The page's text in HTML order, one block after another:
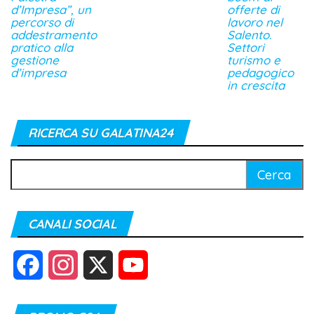
d’Impresa”, un
percorso di
addestramento
pratico alla
gestione
d’impresa
offerte di
lavoro nel
Salento.
Settori
turismo e
pedagogico
in crescita
RICERCA SU GALATINA24
per:
CANALI SOCIAL